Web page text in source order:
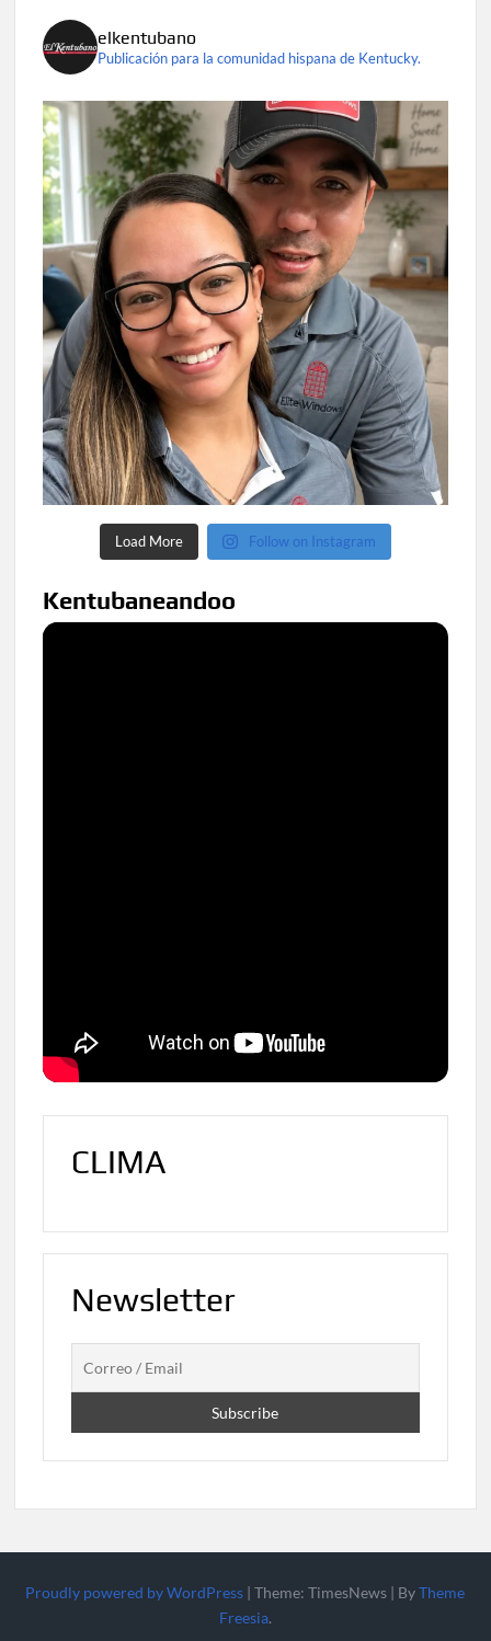
elkentubano
Publicación para la comunidad hispana de Kentucky.
Load More Follow on Instagram
Kentubaneandoo
CLIMA
Newsletter
Proudly powered by WordPress |Theme: TimesNews | ByTheme
Freesia.